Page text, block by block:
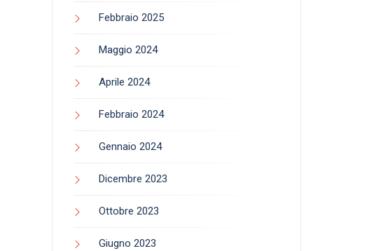
Febbraio 2025
Maggio 2024
Aprile 2024
Febbraio 2024
Gennaio 2024
Dicembre 2023
Ottobre 2023
Giugno 2023